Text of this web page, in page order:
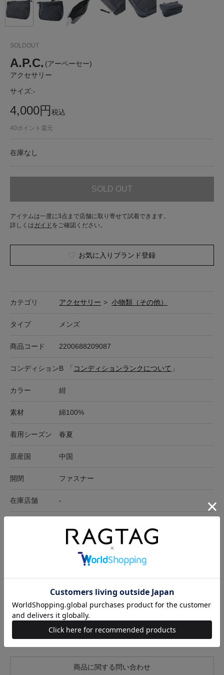
SOLDOUT
A.P.C. (アーペーセー)
アクセサリー
サイズ:-
4,000円税込
40ポイント還元
在庫なし
SOLD OUT
アイテムは一度に3点まで店舗に取り寄せて試着できます。
詳しくはガイド をご確認ください。
お気に入りブランド登録
カテゴリ アクセサリー > 小物類（その他）
タイプ メンズ
商品コード 2200688209087
コンディションB 「 コンディションランクについて 」
カラー 紺
素材 綿100%
着用シーズン 春夏
原産国 中国
開閉 ファスナー
在庫店舗 -
横 高さ
15cm
キャンセル・返品について
お買い物時のご利用ガイドはこちら
商品に関する問い合わせ